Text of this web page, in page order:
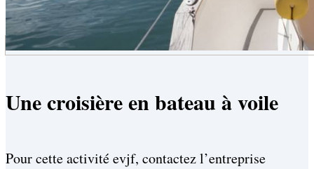
Une croisière en bateau à voile
Pour cette activité evjf, contactez l’entreprise